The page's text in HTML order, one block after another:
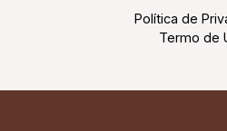
Política de
Termo de